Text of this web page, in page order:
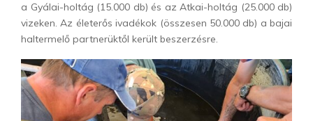
a Gyálai-holtág (15.000 db) és az Atkai-holtág (25.000 db)
vizeken. Az életerős ivadékok (összesen 50.000 db) a bajai
haltermelő partnerüktől került beszerzésre.